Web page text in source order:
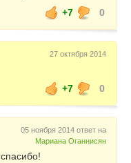
+7
0
27 октября 2014
+7
0
05 ноября 2014 ответ на
Мариана Оганнисян